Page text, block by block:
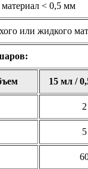
< 0,5 мм
или жидкого
15 мл /
2
5